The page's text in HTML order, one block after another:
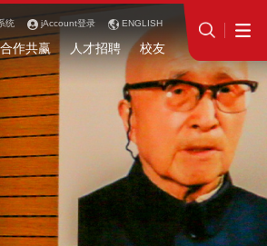
统 jAccount登录 ENGLISH
合作共赢 人才招聘 校友